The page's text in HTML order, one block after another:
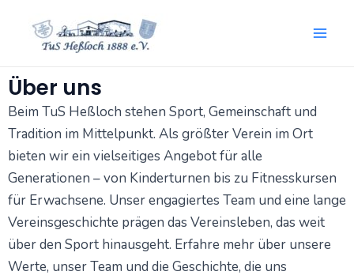
Inhalt
springen
Über uns
Beim TuS Heßloch stehen Sport, Gemeinschaft und
Tradition im Mittelpunkt. Als größter Verein im Ort
bieten wir ein vielseitiges Angebot für alle
Generationen – von Kinderturnen bis zu Fitnesskursen
für Erwachsene. Unser engagiertes Team und eine lange
Vereinsgeschichte prägen das Vereinsleben, das weit
über den Sport hinausgeht. Erfahre mehr über unsere
Werte, unser Team und die Geschichte, die uns